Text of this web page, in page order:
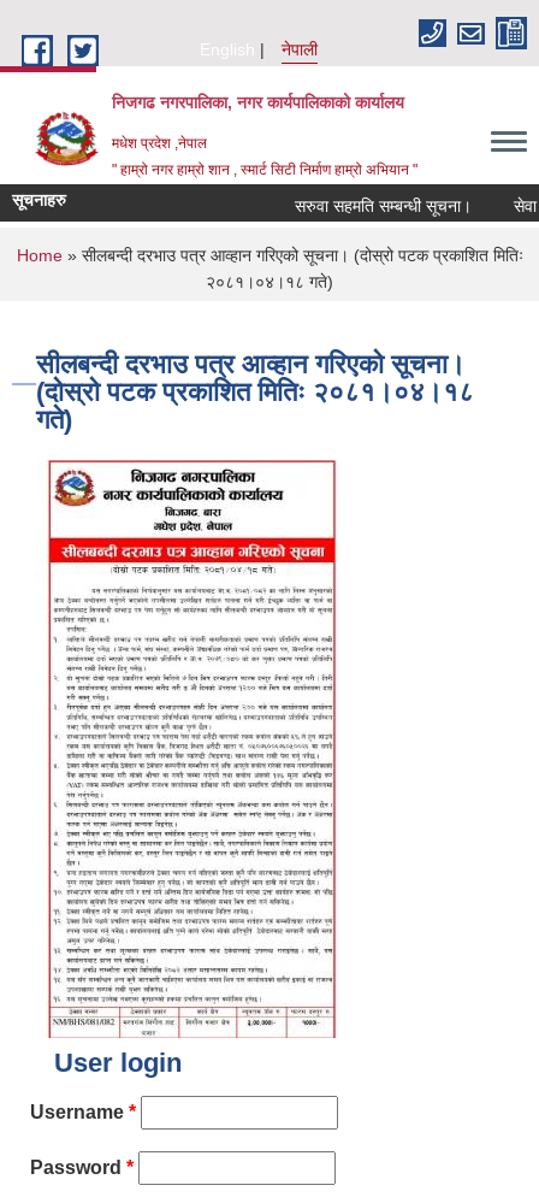
English
नेपाली
निजगढ नगरपालिका, नगर कार्यपालिकाको कार्यालय
मधेश प्रदेश ,नेपाल
" हाम्रो नगर हाम्रो शान , स्मार्ट सिटी निर्माण हाम्रो अभियान "
सूचनाहरु सरुवा सहमति सम्बन्धी सूचना। सेवा
You are here
Home» सीलबन्दी दरभाउ पत्र आव्हान गरिएको सूचना। (दोस्रो पटक प्रकाशित मितिः
२०८१।०४।१८ गते)
सीलबन्दी दरभाउ पत्र आव्हान गरिएको सूचना।
(दोस्रो पटक प्रकाशित मितिः २०८१।०४।१८
गते)
User login
Username *
Password *